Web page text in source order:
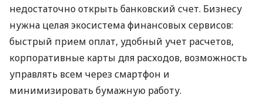
недостаточно открыть банковский счет. Бизнесу
нужна целая экосистема финансовых сервисов:
быстрый прием оплат, удобный учет расчетов,
корпоративные карты для расходов, возможность
управлять всем через смартфон и
минимизировать бумажную работу.